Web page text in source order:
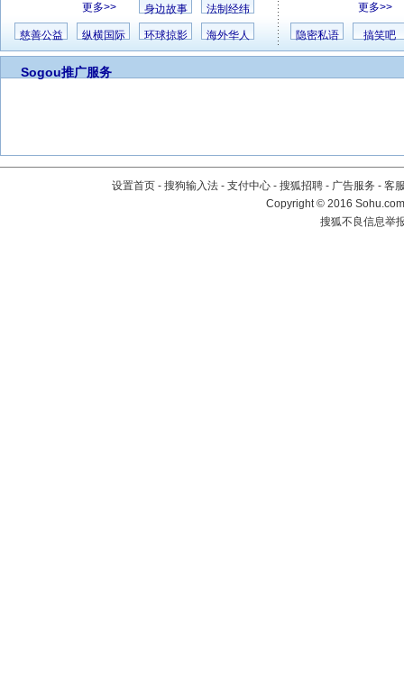
更多>> 身边故事 法制经纬
慈善公益 纵横国际 环球掠影 海外华人
更多>>
隐密私语 搞笑吧
Sogou推广服务
设置首页 - 搜狗输入法 - 支付中心 - 搜狐招聘 - 广告服务 - 客
Copyright©2016
搜狐不良信息举